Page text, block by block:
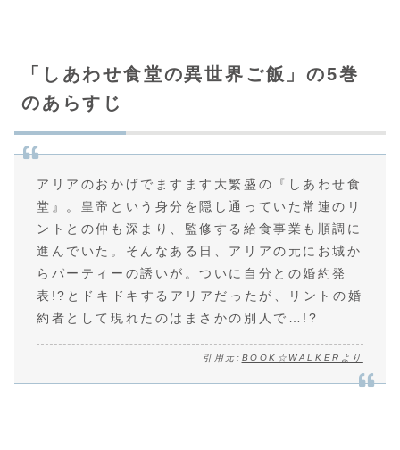
「しあわせ食堂の異世界ご飯」の5巻
のあらすじ
アリアのおかげでますます大繁盛の『しあわせ食
堂』。皇帝という身分を隠し通っていた常連のリ
ントとの仲も深まり、監修する給食事業も順調に
進んでいた。そんなある日、アリアの元にお城か
らパーティーの誘いが。ついに自分との婚約発
表!?とドキドキするアリアだったが、リントの婚
約者として現れたのはまさかの別人で…!?
引用元: BOOK☆WALKERより